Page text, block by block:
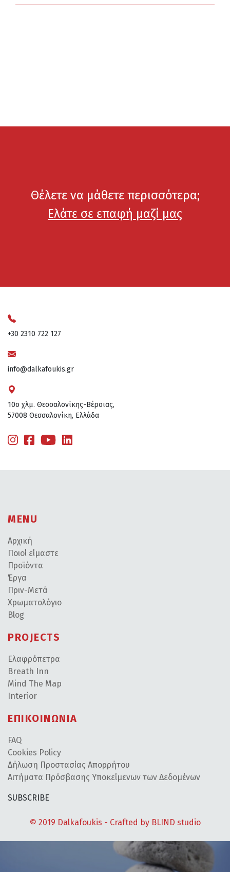
Θέλετε να μάθετε περισσότερα;
Ελάτε σε επαφή μαζί μας
+30 2310 722 127
info@dalkafoukis.gr
10ο χλμ. Θεσσαλονίκης-Βέροιας,
57008 Θεσσαλονίκη, Ελλάδα
MENU
Αρχική
Ποιοί είμαστε
Προϊόντα
Έργα
Πριν-Μετά
Χρωματολόγιο
Blog
PROJECTS
Ελαφρόπετρα
Breath Inn
Mind The Map
Interior
ΕΠΙΚΟΙΝΩΝΙΑ
FAQ
Cookies Policy
Δήλωση Προστασίας Απορρήτου
Αιτήματα Πρόσβασης Υποκείμενων των Δεδομένων
SUBSCRIBE
© 2019 Dalkafoukis - Crafted by BLIND studio